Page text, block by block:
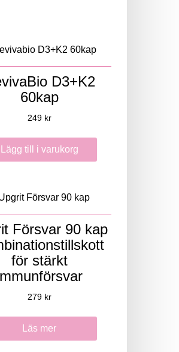
D3+K2
60kap
249 kr
Lägg till i varukorg
Försvar 90 kap
för stärkt
279 kr
Läs mer